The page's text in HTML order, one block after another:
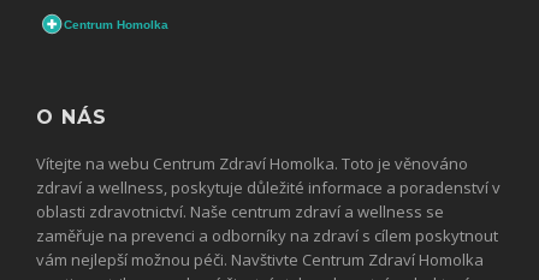
O NÁS
Vítejte na webu Centrum Zdraví Homolka. Toto je věnováno
zdraví a wellness, poskytuje důležité informace a poradenství v
oblasti zdravotnictví. Naše centrum zdraví a wellness se
zaměřuje na prevenci a odborníky na zdraví s cílem poskytnout
vám nejlepší možnou péči. Navštivte Centrum Zdraví Homolka